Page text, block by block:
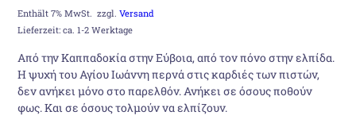
Preis
war:
13,08 €
ist:
10,90 €.
Enthält 7% MwSt. zzgl.Versand
Lieferzeit: ca. 1-2 Werktage
Από την Καππαδοκία στην Εύβοια, από τον πόνο στην ελπίδα.
Η ψυχή του Αγίου Ιωάννη περνά στις καρδιές των πιστών,
δεν ανήκει μόνο στο παρελθόν. Ανήκει σε όσους ποθούν
φως. Και σε όσους τολμούν να ελπίζουν.